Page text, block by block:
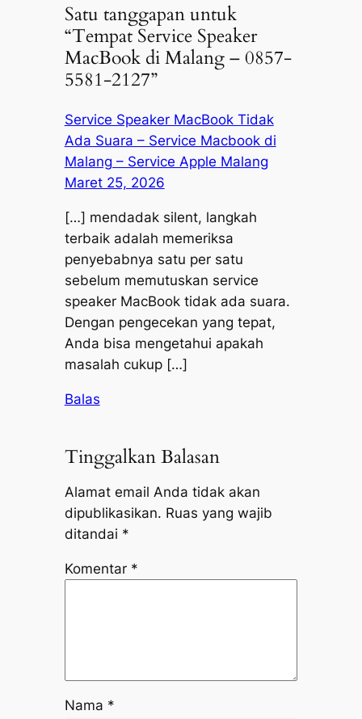
Satu tanggapan untuk
“Tempat Service Speaker
MacBook di Malang – 0857-
5581-2127”
Service Speaker MacBook Tidak
Ada Suara – Service Macbook di
Malang – Service Apple Malang
Maret 25, 2026
[…] mendadak silent, langkah
terbaik adalah memeriksa
penyebabnya satu per satu
sebelum memutuskan service
speaker MacBook tidak ada suara.
Dengan pengecekan yang tepat,
Anda bisa mengetahui apakah
masalah cukup […]
Balas
Tinggalkan Balasan
Alamat email Anda tidak akan
dipublikasikan. Ruas yang wajib
ditandai *
Komentar *
Nama *